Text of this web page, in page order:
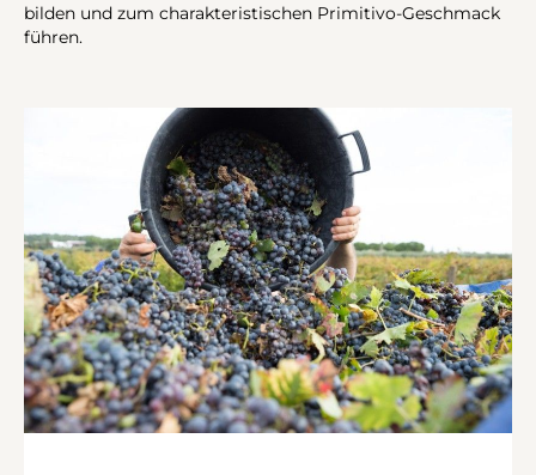
bilden und zum charakteristischen Primitivo-Geschmack
führen.